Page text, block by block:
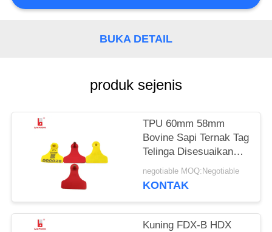
BUKA DETAIL
produk sejenis
TPU 60mm 58mm
Bovine Sapi Ternak Tag
Telinga Disesuaikan
Warna Tidak Beracun
negotiable MOQ:Negotiable
KONTAK
Kuning FDX-B HDX